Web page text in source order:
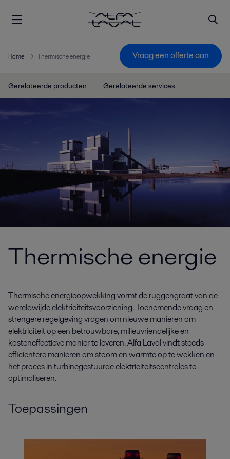
Home Thermische energie Vraag een offerte aan
Gerelateerde producten Gerelateerde services
Thermische energie
Thermische energieopwekking vormt de ruggengraat van de
wereldwijde elektriciteitsvoorziening. Toenemende vraag en
strengere regelgeving vragen om nieuwe manieren om
elektriciteit op een betrouwbare, milieuvriendelijke en
kosteneffectieve manier te leveren. Alfa Laval vindt steeds
efficiëntere manieren om stoom en warmte op te wekken en
het proces in turbinegestuurde elektriciteitscentrales te
optimaliseren.
Toepassingen